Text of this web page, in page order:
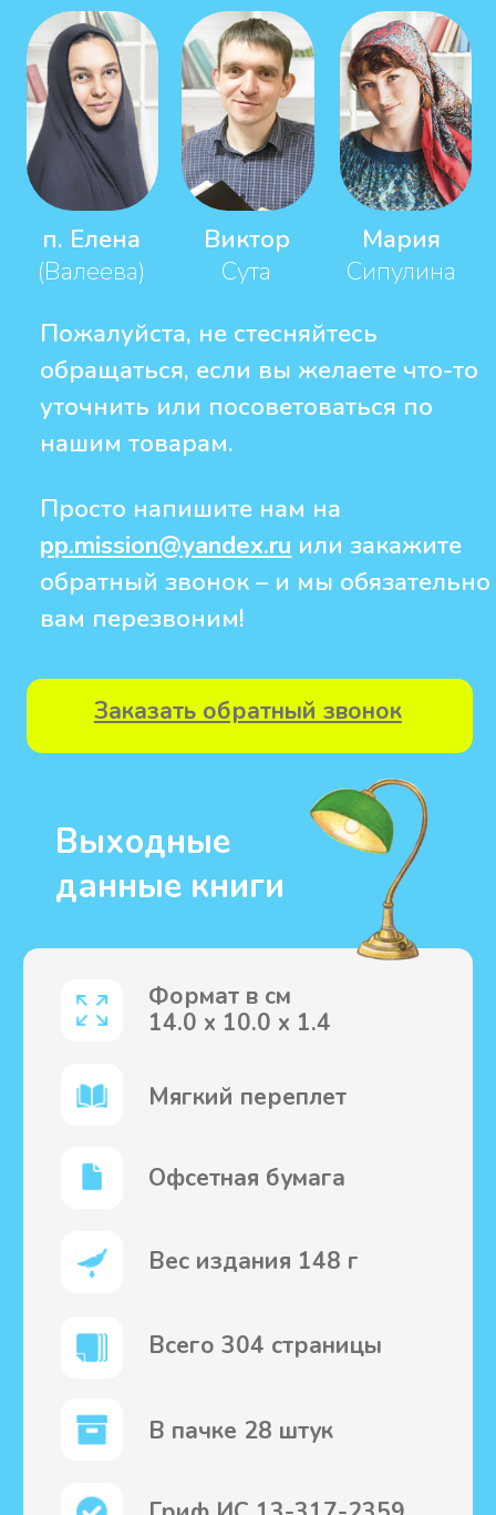
Как помочь другим встретить
Бога? Откройте путь к Нему
через книгу. За полезный видео
отзыв, который будет
полезный подарок – книгу
"Почему православие".
Прикрепить видео
узнайте, пожалуйста, через почту
pp.mission@yandex.ru
Проповедуйте
Царство Божие
Подписывайтесь на нас
за подписку